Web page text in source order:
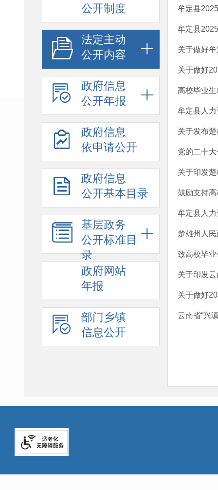
公开制度
法定主动
公开内容
政府信息
公开年报
政府信息
依申请公开
政府信息
公开基本目录
基层政务
公开标准目
录
政府网站
年报
部门乡镇
信息公开
牟定县
牟定县
关于做好
关于做好
高校毕业
牟定县人
关于发布
党的二十
关于印发
鼓励支持
牟定县人
楚雄州人
致高校毕
关于印发
关于做好
云南省“兴